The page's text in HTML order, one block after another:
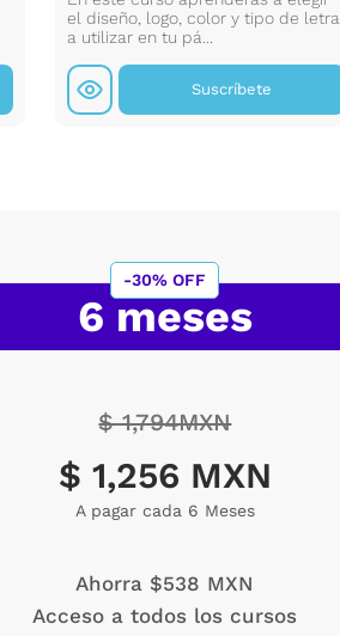
el diseño, logo, color y tipo de letra
a utilizar en tu pá...
Suscríbete
-30% OFF
6 meses
$ 1,794MXN
$ 1,256 MXN
A pagar cada 6 Meses
Ahorra $538 MXN
Acceso a todos los cursos